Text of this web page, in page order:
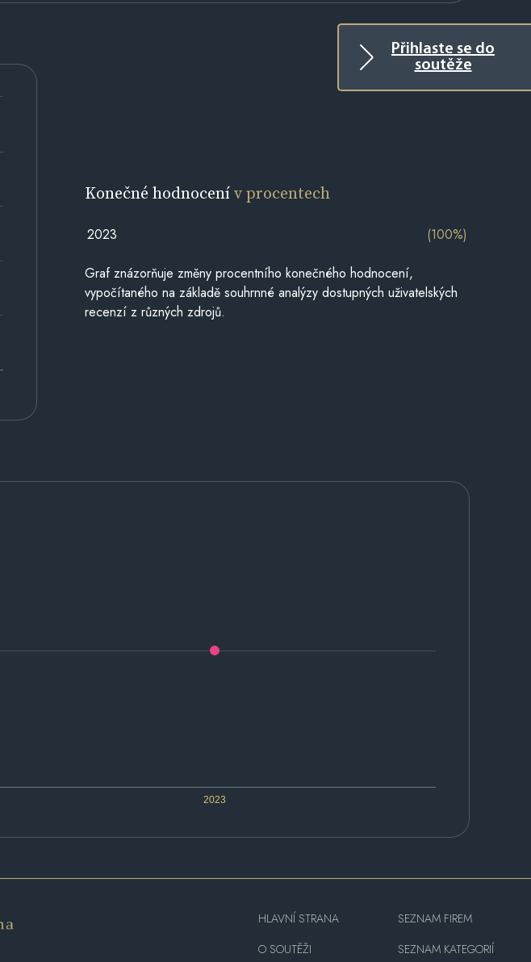
Přihlaste se do
soutěže
Konečné hodnocenív procentech
2023 (100%)
Graf znázorňuje změny procentního konečného hodnocení,
vypočítaného na základě souhrnné analýzy dostupných uživatelských
recenzí z různých zdrojů.
2023
HLAVNÍ STRANA
O SOUTĚŽI
SEZNAM FIREM
SEZNAM KATEGORIÍ